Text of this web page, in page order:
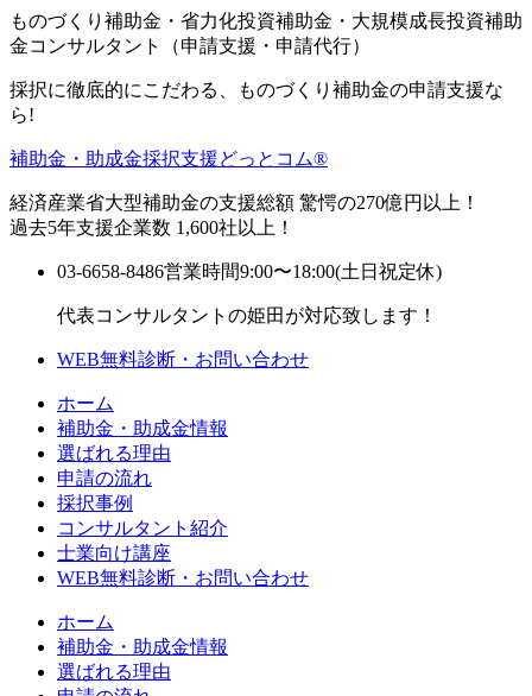
ものづくり補助金・省力化投資補助金・大規模成長投資補助
金コンサルタント（申請支援・申請代行）
採択に徹底的にこだわる、ものづくり補助金の申請支援な
ら!
補助金・助成金採択支援どっとコム®
経済産業省大型補助金の支援総額 驚愕の270億円以上！
過去5年支援企業数 1,600社以上！
03-6658-8486営業時間9:00〜18:00(土日祝定休)
代表コンサルタントの姫田が対応致します！
WEB無料診断・お問い合わせ
ホーム
補助金・助成金情報
選ばれる理由
申請の流れ
採択事例
コンサルタント紹介
士業向け講座
WEB無料診断・お問い合わせ
ホーム
補助金・助成金情報
選ばれる理由